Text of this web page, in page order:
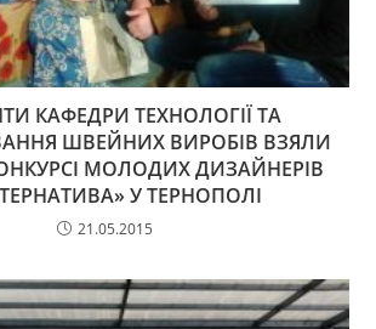
КАФЕДРИ ТЕХНОЛОГІЇ ТА
ШВЕЙНИХ ВИРОБІВ ВЗЯЛИ
МОЛОДИХ ДИЗАЙНЕРІВ
У ТЕРНОПОЛІ
21.05.2015